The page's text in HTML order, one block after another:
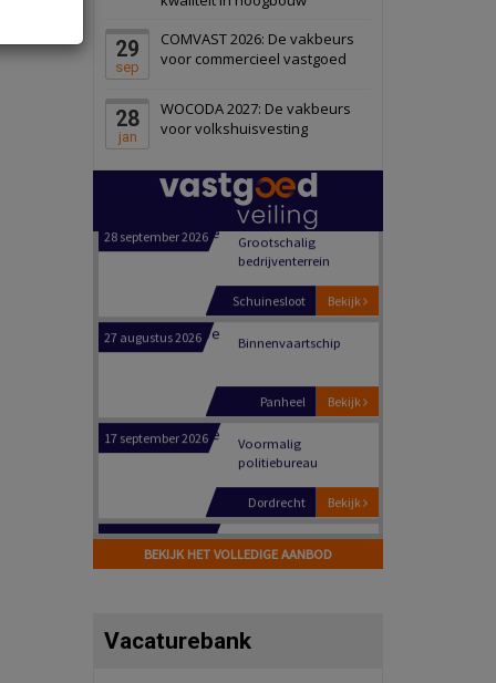
29
sep
COMVAST 2026: De vakbeurs
voor commercieel vastgoed
28
jan
WOCODA 2027: De vakbeurs
voor volkshuisvesting
Schiedam
22 september 2026 Attractiepark
Bekijk
Oranje
28 september 2026
bedrijventerrein
Schuinesloot
27 augustus 2026 Binnenvaartschip
Bekijk
Panheel
17 september 2026
Bekijk
Dordrecht
17 september 2026
Voormalig
Bekijk
Hilversum
17 september 2026
Voormalig
BEKIJK HET VOLLEDIGE AANBOD
Vacaturebank